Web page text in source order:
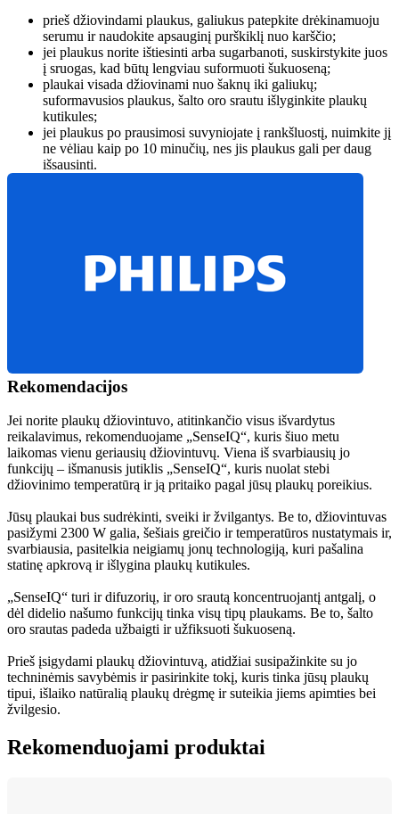
prieš džiovindami plaukus, galiukus patepkite drėkinamuoju
serumu ir naudokite apsauginį purškiklį nuo karščio;
jei plaukus norite ištiesinti arba sugarbanoti, suskirstykite juos
į sruogas, kad būtų lengviau suformuoti šukuoseną;
plaukai visada džiovinami nuo šaknų iki galiukų;
suformavusios plaukus, šalto oro srautu išlyginkite plaukų
kutikules;
jei plaukus po prausimosi suvyniojate į rankšluostį, nuimkite jį
ne vėliau kaip po 10 minučių, nes jis plaukus gali per daug
išsausinti.
Rekomendacijos
Jei norite plaukų džiovintuvo, atitinkančio visus išvardytus
reikalavimus, rekomenduojame „SenseIQ“, kuris šiuo metu
laikomas vienu geriausių džiovintuvų. Viena iš svarbiausių jo
funkcijų – išmanusis jutiklis „SenseIQ“, kuris nuolat stebi
džiovinimo temperatūrą ir ją pritaiko pagal jūsų plaukų poreikius.
Jūsų plaukai bus sudrėkinti, sveiki ir žvilgantys. Be to, džiovintuvas
pasižymi 2300 W galia, šešiais greičio ir temperatūros nustatymais ir,
svarbiausia, pasitelkia neigiamų jonų technologiją, kuri pašalina
statinę apkrovą ir išlygina plaukų kutikules.
„SenseIQ“ turi ir difuzorių, ir oro srautą koncentruojantį antgalį, o
dėl didelio našumo funkcijų tinka visų tipų plaukams. Be to, šalto
oro srautas padeda užbaigti ir užfiksuoti šukuoseną.
Prieš įsigydami plaukų džiovintuvą, atidžiai susipažinkite su jo
techninėmis savybėmis ir pasirinkite tokį, kuris tinka jūsų plaukų
tipui, išlaiko natūralią plaukų drėgmę ir suteikia jiems apimties bei
žvilgesio.
Rekomenduojami produktai